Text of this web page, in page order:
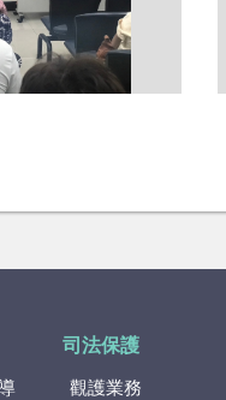
司法保護
觀護業務